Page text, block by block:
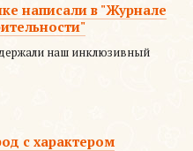
написали в "Журнале
наш инклюзивный
с характером